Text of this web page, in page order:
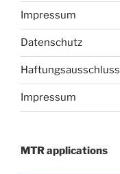
Impressum
Datenschutz
Haftungsausschluss
Impressum
MTR applications